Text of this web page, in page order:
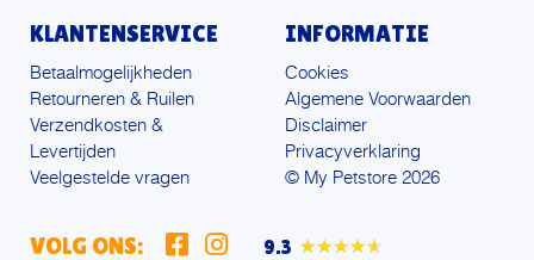
KLANTENSERVICE
Betaalmogelijkheden
Retourneren & Ruilen
Verzendkosten &
Levertijden
Veelgestelde vragen
INFORMATIE
Cookies
Algemene Voorwaarden
Disclaimer
Privacyverklaring
© My Petstore 2026
VOLG ONS: 9.3 ★★★★★